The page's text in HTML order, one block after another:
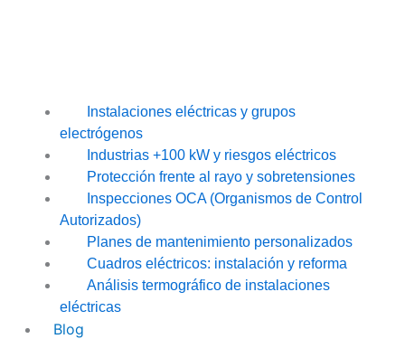
Instalaciones eléctricas y grupos
electrógenos
Industrias +100 kW y riesgos eléctricos
Protección frente al rayo y sobretensiones
Inspecciones OCA (Organismos de Control
Autorizados)
Planes de mantenimiento personalizados
Cuadros eléctricos: instalación y reforma
Análisis termográfico de instalaciones
eléctricas
Blog